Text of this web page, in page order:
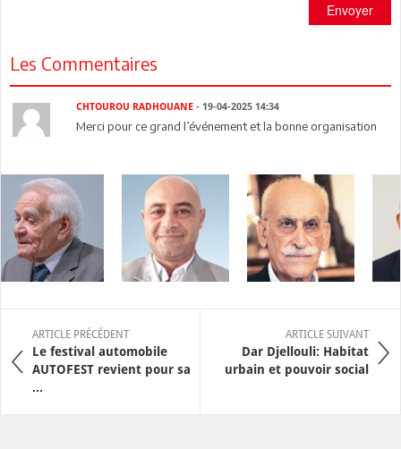
Envoyer
Les Commentaires
CHTOUROU RADHOUANE- 19-04-2025 14:34
Merci pour ce grand l’événement et la bonne organisation
ARTICLE PRÉCÉDENT
Le festival automobile
AUTOFEST revient pour sa
...
ARTICLE SUIVANT
Dar Djellouli: Habitat
urbain et pouvoir social